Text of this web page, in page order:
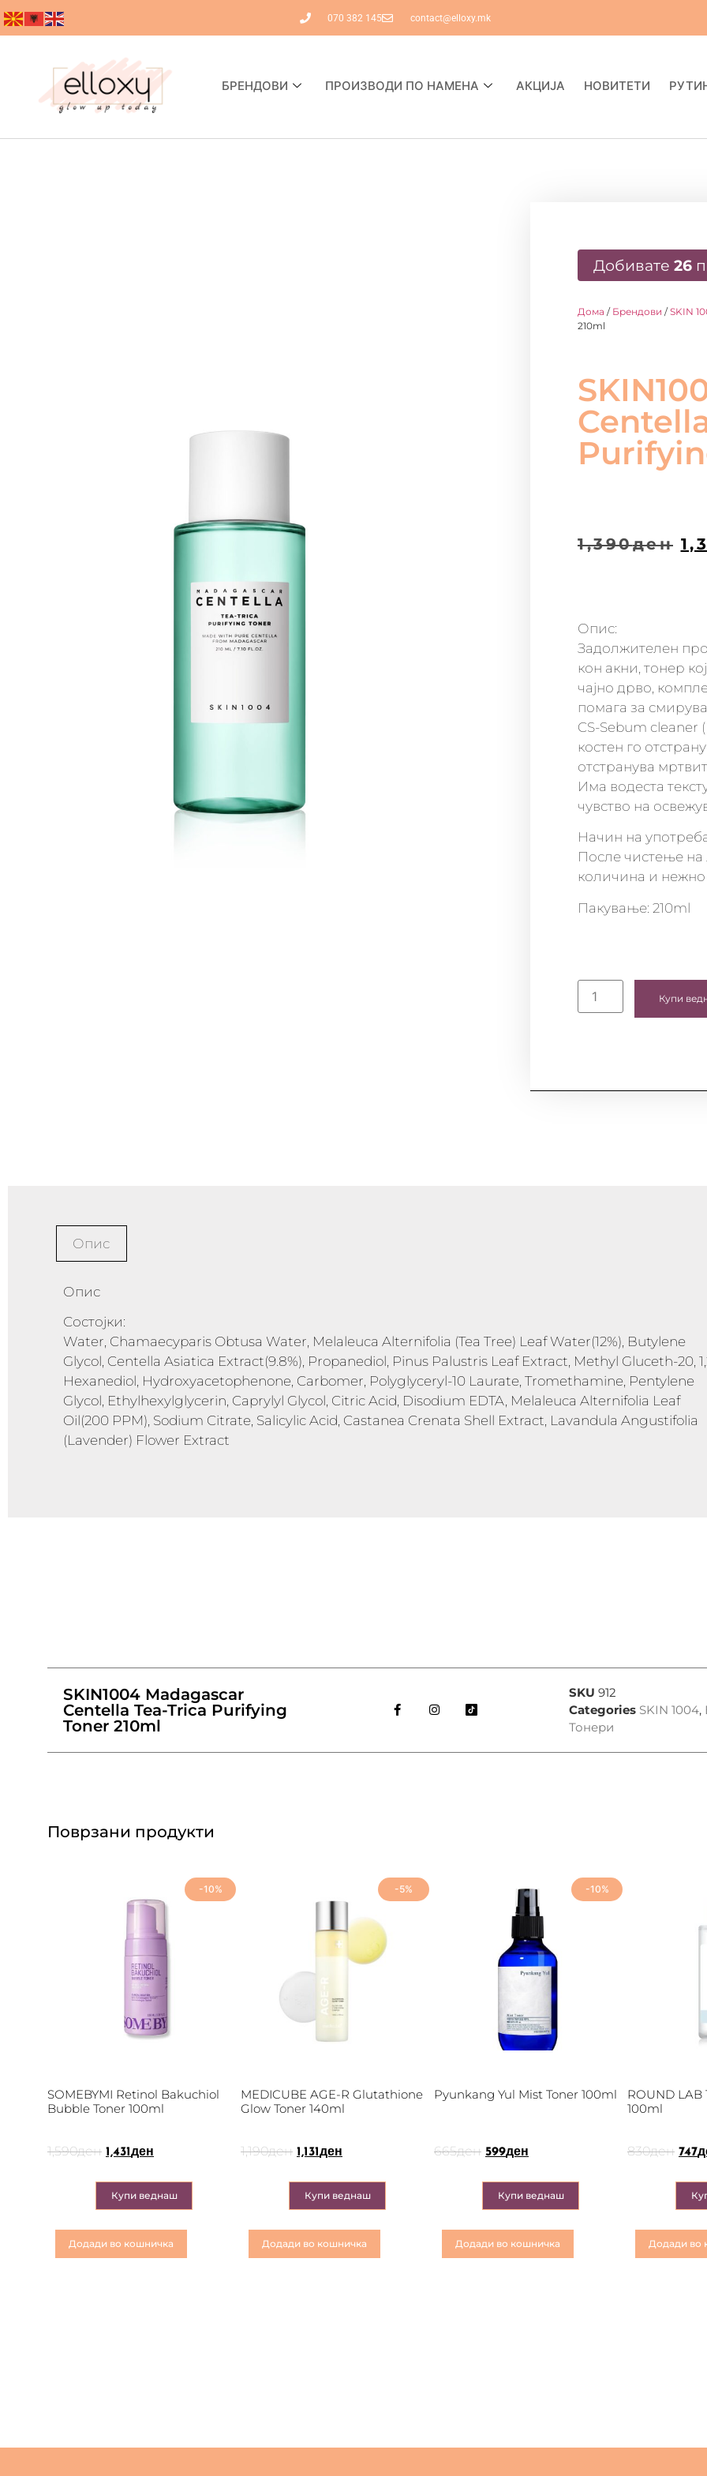
070 382 145 contact@elloxy.mk
БРЕНДОВИ ПРОИЗВОДИ ПО НАМЕНА АКЦИЈА НОВИТЕТИ
Добивате 26
Дома / Брендови /SKIN
210ml
1,390ден
Опис:
Задолжителен
кон акни, тонер
чајно дрво,
помага за
CS-Sebum cleaner
костен го
отстранува
Има водеста
чувство на
Начин на
После чистење на
количина и нежно
Пакување: 210ml
Купи
Опис
Опис
Состојки:
Water, Chamaecyparis Obtusa Water, Melaleuca Alternifolia (Tea Tree) Leaf Water(12%), Butylene
Glycol, Centella Asiatica Extract(9.8%), Propanediol, Pinus Palustris Leaf Extract, Methyl Gluceth-20,
Hexanediol, Hydroxyacetophenone, Carbomer, Polyglyceryl-10 Laurate, Tromethamine, Pentylene
Glycol, Ethylhexylglycerin, Caprylyl Glycol, Citric Acid, Disodium EDTA, Melaleuca Alternifolia Leaf
Oil(200 PPM), Sodium Citrate, Salicylic Acid, Castanea Crenata Shell Extract, Lavandula Angustifolia
(Lavender) Flower Extract
SKIN1004 Madagascar
Centella Tea-Trica Purifying
Toner 210ml
SKU 912
Categories SKIN 1004,
Тонери
Поврзани продукти
-10%
SOMEBYMI Retinol Bakuchiol
Bubble Toner 100ml
1,590ден 1,431 ден
Купи веднаш
Додади во кошничка
-5%
MEDICUBE AGE-R Glutathione
Glow Toner 140ml
1,190ден 1,131 ден
Купи веднаш
Додади во кошничка
-10%
Pyunkang Yul Mist Toner 100ml
665ден 599ден
Купи веднаш
Додади во кошничка
ROUND LAB
100ml
830ден 747
Додади во